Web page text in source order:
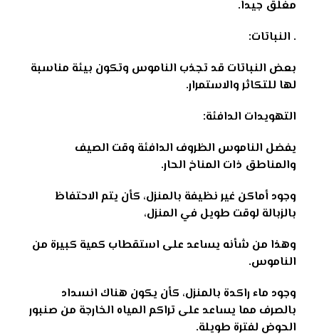
مغلق جيدا.
. النباتات:
بعض النباتات قد تجذب الناموس وتكون بيئة مناسبة
لها للتكاثر والاستمرار.
التهويدات الدافئة:
يفضل الناموس الظروف الدافئة وقت الصيف
والمناطق ذات المناخ الحار.
وجود أماكن غير نظيفة بالمنزل، كأن يتم الاحتفاظ
بالزبالة لوقت طويل في المنزل،
وهذا من شأنه يساعد على استقطاب كمية كبيرة من
الناموس.
وجود ماء راكدة بالمنزل، كأن يكون هناك انسداد
بالصرف مما يساعد على تراكم المياه الخارجة من صنبور
الحوض لفترة طويلة.